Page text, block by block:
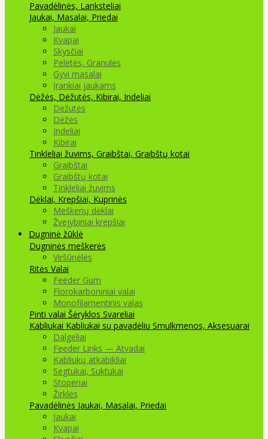
Pavadėlinės, Lanksteliai
Jaukai, Masalai, Priedai
Jaukai
Kvapai
Skysčiai
Peletės, Granulės
Gyvi masalai
Įrankiai jaukams
Dėžės, Dėžutės, Kibirai, Indeliai
Dėžutės
Dėžės
Indeliai
Kibirai
Tinkleliai žuvims, Graibštai, Graibštų kotai
Graibštai
Graibštų kotai
Tinkleliai žuvims
Dėklai, Krepšiai, Kuprinės
Meškerių dėklai
Žvejybiniai krepšiai
Dugninė žūklė
Dugninės meškerės
Viršūnėlės
Ritės Valai
Feeder Gum
Florokarboniniai valai
Monofilamentinis valas
Pinti valai Šėryklos Svareliai
Kabliukai Kabliukai su pavadėliu Smulkmenos, Aksesuarai
Dalgeliai
Feeder Links — Atvadai
Kabliukų atkabikliai
Segtukai, Suktukai
Stoperiai
Žirklės
Pavadėlinės Jaukai, Masalai, Priedai
Jaukai
Kvapai